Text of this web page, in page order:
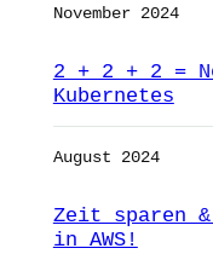
November 2024
2 + 2 + 2 =
Kubernetes
August 2024
Zeit sparen
in AWS!